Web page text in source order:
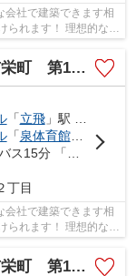
会社で建築できます相
られます！ 理想的なマ
12 全8区画
「立飛」駅 徒歩20分
「泉体育館」駅 徒歩
「昭和第一学園」 停歩4分
丁目
会社で建築できます相
れます！ 理想的なマ
12 全8区画